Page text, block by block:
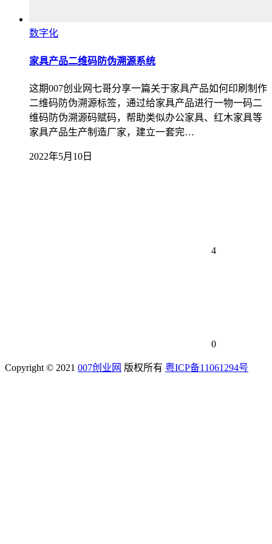
数字化
家具产品二维码防伪溯源系统
这期007创业网七哥分享一篇关于家具产品如何印刷制作
二维码防伪溯源标签，通过给家具产品进行一物一码二
维码防伪溯源码赋码，帮助类似办公家具、红木家具等
家具产品生产制造厂家，建立一套完…
2022年5月10日
4
0
Copyright © 2021 007创业网 版权所有 粤ICP备11061294号